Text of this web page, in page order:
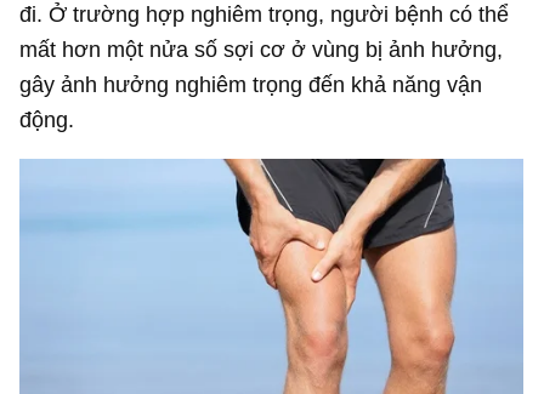
đi. Ở trường hợp nghiêm trọng, người bệnh có thể
mất hơn một nửa số sợi cơ ở vùng bị ảnh hưởng,
gây ảnh hưởng nghiêm trọng đến khả năng vận
động.